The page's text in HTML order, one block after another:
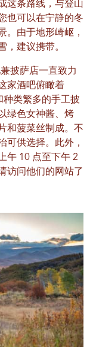
这条路线，与登山
也可以在宁静的冬
。由于地形崎岖，
，建议携带。
披萨店一直致力
家酒吧俯瞰着
类繁多的手工披
绿色女神酱、烤
和菠菜丝制成。不
可供选择。此外，
午 10 点至下午 2
访问他们的网站了